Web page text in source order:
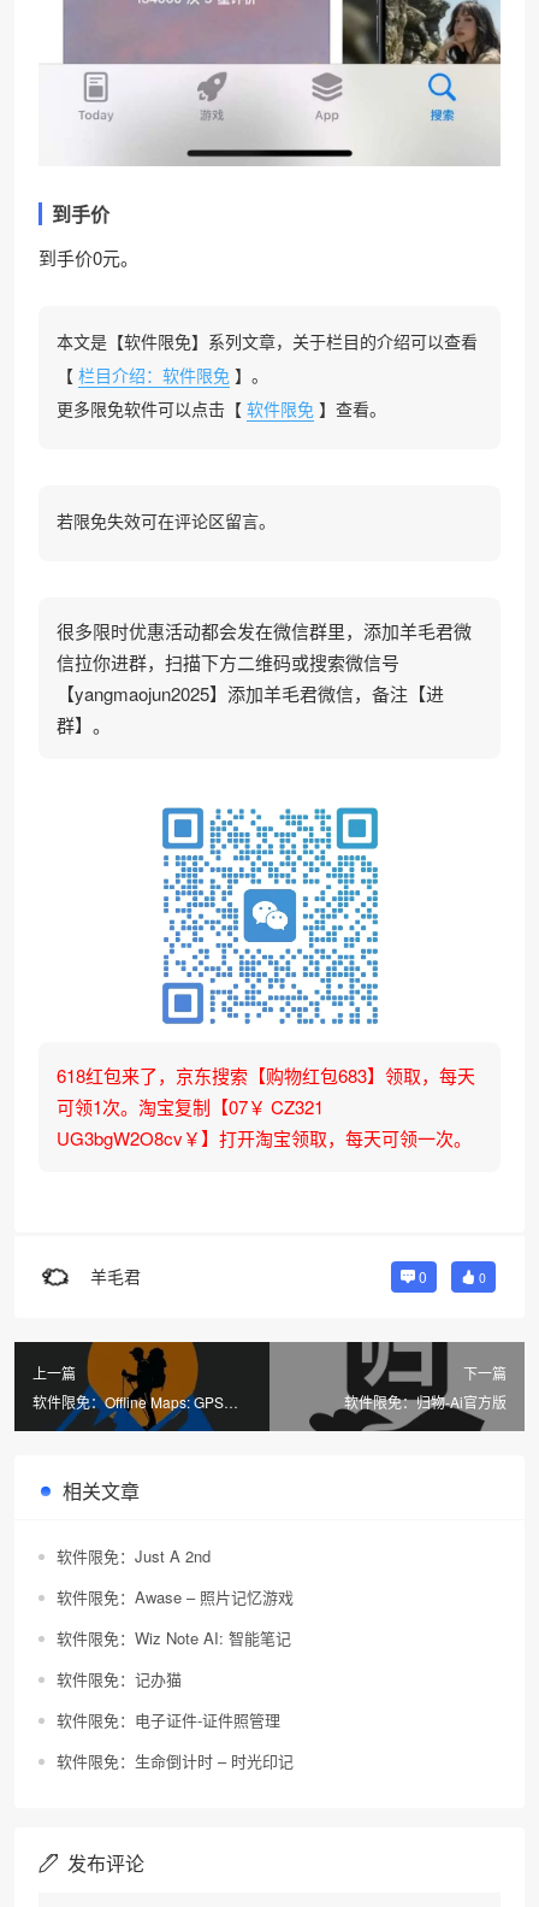
到手价
到手价0元。
本文是【软件限免】系列文章，关于栏目的介绍可以查看
【 栏目介绍：软件限免 】。
更多限免软件可以点击【 软件限免 】查看。
若限免失效可在评论区留言。
很多限时优惠活动都会发在微信群里，添加羊毛君微
信拉你进群，扫描下方二维码或搜索微信号
【yangmaojun2025】添加羊毛君微信，备注【进
群】。
618红包来了，京东搜索【购物红包683】领取，每天
可领1次。淘宝复制【07￥ CZ321
UG3bgW2O8cv￥】打开淘宝领取，每天可领一次。
羊毛君 0 0
上一篇
软件限免：Offline Maps: GPS
Tracker GPX
下一篇
软件限免：归物-Ai官方版
相关文章
软件限免：Just A 2nd
软件限免：Awase – 照片记忆游戏
软件限免：Wiz Note AI: 智能笔记
软件限免：记办猫
软件限免：电子证件-证件照管理
软件限免：生命倒计时 – 时光印记
发布评论